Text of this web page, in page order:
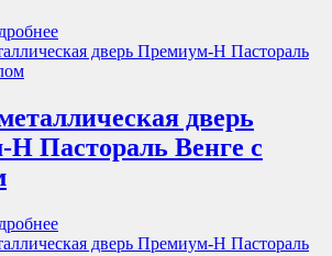
дверь
Пастораль Венге с